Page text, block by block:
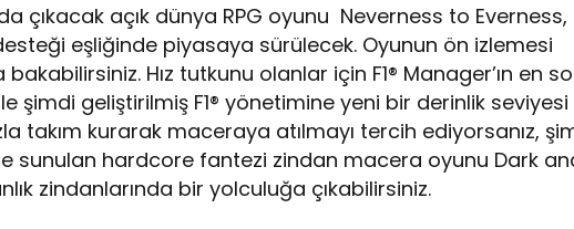
çıkacak açık dünya RPG oyunu Neverness to Everness,
desteği eşliğinde piyasaya sürülecek. Oyunun ön izlemesi
Hız tutkunu olanlar için F1® Manager’ın en
ile şimdi geliştirilmiş F1® yönetimine yeni bir derinlik seviyesi
takım kurarak maceraya atılmayı tercih ediyorsanız,
sunulan hardcore fantezi zindan macera oyunu Dark
zindanlarında bir yolculuğa çıkabilirsiniz.